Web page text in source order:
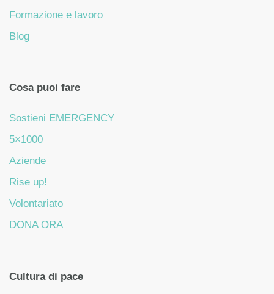
Formazione e lavoro
Blog
Cosa puoi fare
Sostieni EMERGENCY
5×1000
Aziende
Rise up!
Volontariato
DONA ORA
Cultura di pace